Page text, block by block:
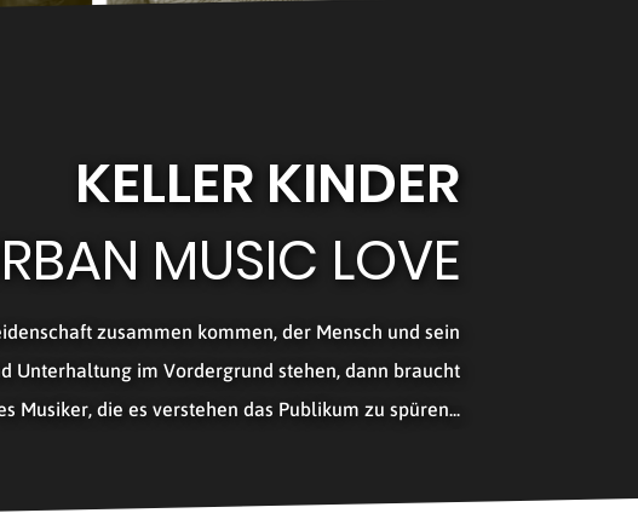
KELLER KINDER
MUSIC LOVE
zusammen kommen, der Mensch und sein
Unterhaltung im Vordergrund stehen, dann braucht
Musiker, die es verstehen das Publikum zu spüren...